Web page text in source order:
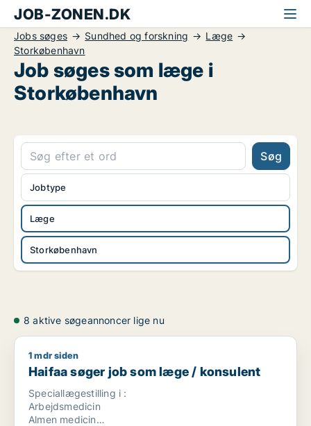
JOB-ZONEN.DK
Jobs søges Sundhed og forskning
Læge
Storkøbenhavn
Job søges som læge i
Storkøbenhavn
Søg
Læge
Storkøbenhavn
Jobtype
8 aktive søgeannoncer lige nu
Haifaa søger job som læge / konsulent
1 mdr siden
Haifaa søger job som læge / konsulent
Speciallægestilling i :
Arbejdsmedicin
Almen medicin